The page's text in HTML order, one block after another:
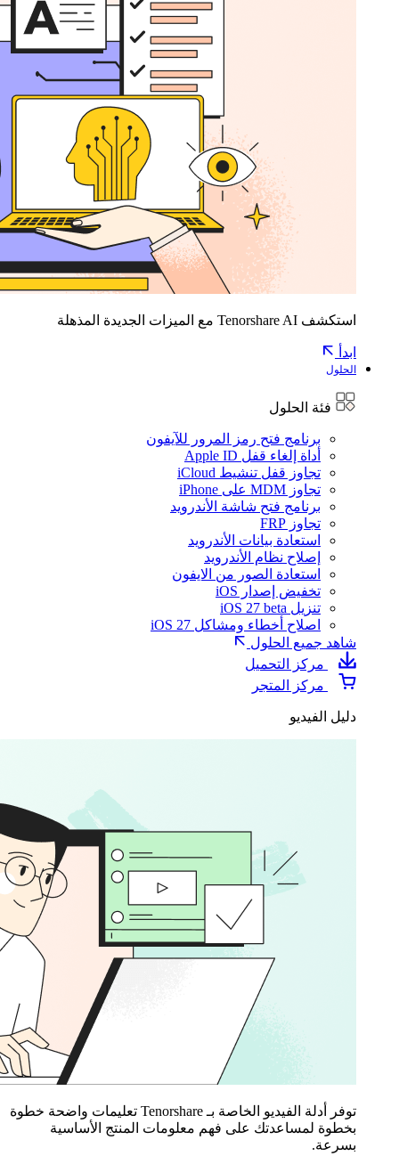
استكشف Tenorshare AI مع الميزات الجديدة المذهلة
ابدأ
الحلول
فئة الحلول
برنامج فتح رمز المرور للآيفون
أداة إلغاء قفل Apple ID
تجاوز قفل تنشيط iCloud
تجاوز MDM على iPhone
برنامج فتح شاشة الأندرويد
تجاوز FRP
استعادة بيانات الأندرويد
إصلاح نظام الأندرويد
استعادة الصور من الايفون
تخفيض إصدار iOS
تنزيل iOS 27 beta
اصلاح أخطاء ومشاكل iOS 27
شاهد جميع الحلول
مركز التحميل
مركز المتجر
دليل الفيديو
توفر أدلة الفيديو الخاصة بـ Tenorshare تعليمات واضحة خطوة
بخطوة لمساعدتك على فهم معلومات المنتج الأساسية
بسرعة.